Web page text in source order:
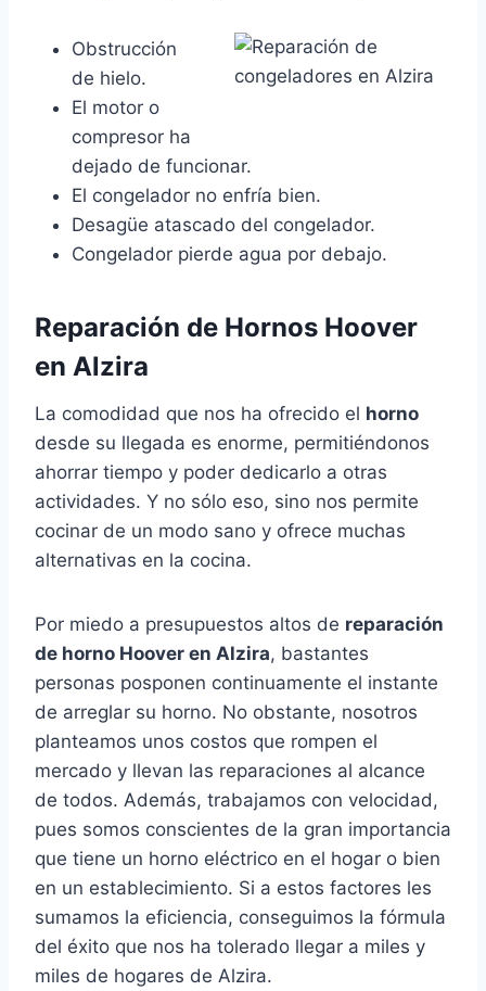
Obstrucción
de hielo.
El motor o
compresor ha
dejado de funcionar.
El congelador no enfría bien.
Desagüe atascado del congelador.
Congelador pierde agua por debajo.
Reparación de Hornos Hoover
en Alzira
La comodidad que nos ha ofrecido el horno
desde su llegada es enorme, permitiéndonos
ahorrar tiempo y poder dedicarlo a otras
actividades. Y no sólo eso, sino nos permite
cocinar de un modo sano y ofrece muchas
alternativas en la cocina.
Por miedo a presupuestos altos de reparación
de horno Hoover en Alzira, bastantes
personas posponen continuamente el instante
de arreglar su horno. No obstante, nosotros
planteamos unos costos que rompen el
mercado y llevan las reparaciones al alcance
de todos. Además, trabajamos con velocidad,
pues somos conscientes de la gran importancia
que tiene un horno eléctrico en el hogar o bien
en un establecimiento. Si a estos factores les
sumamos la eficiencia, conseguimos la fórmula
del éxito que nos ha tolerado llegar a miles y
miles de hogares de Alzira.